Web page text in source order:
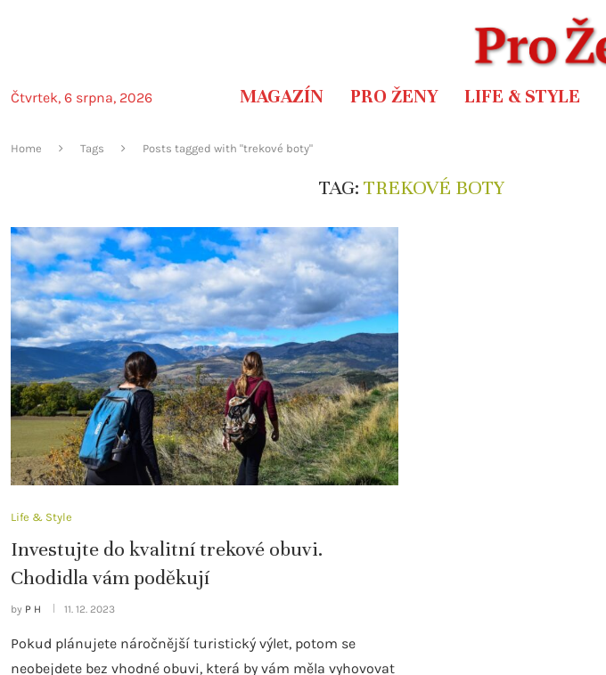
Čtvrtek, 6 srpna, 2026 MAGAZÍN PRO ŽENY LIFE & STYLE
Home Tags Posts tagged with "trekové boty"
TAG: TREKOVÉ BOTY
Life & Style
Investujte do kvalitní trekové obuvi.
Chodidla vám poděkují
by P H 11. 12. 2023
Pokud plánujete náročnější turistický výlet, potom se
neobejdete bez vhodné obuvi, která by vám měla vyhovovat